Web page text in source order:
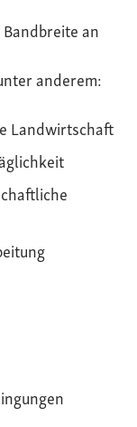
an
anderem:
Landwirtschaft